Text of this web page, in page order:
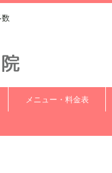
数
メニュー・料金表